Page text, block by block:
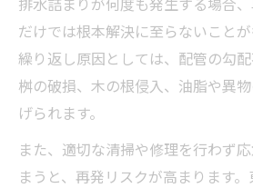
だけでは根本解決に至らないこと
繰り返し原因としては、配管の勾
桝の破損、木の根侵入、油脂や異
げられます。
また、適切な清掃や修理を行わず
まうと、再発リスクが高まります